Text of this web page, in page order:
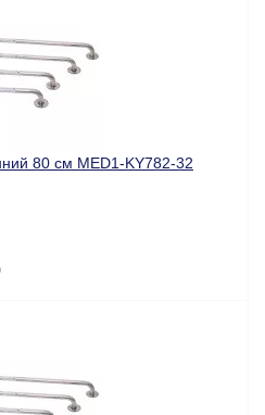
80 см MED1-KY782-32